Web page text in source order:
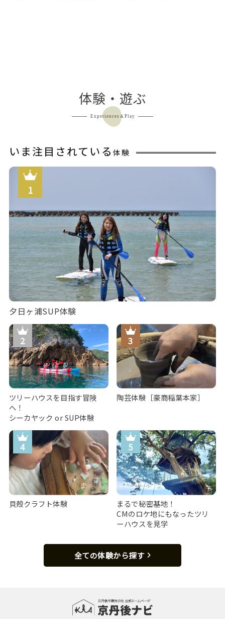
体験・遊ぶ
Experiences＆Play
いま注目されている 体験
夕日ヶ浦SUP体験
ツリーハウスを目指す冒険
へ！
シーカヤック or SUP体験
陶芸体験［豪商稲葉本家］
貝殻クラフト体験
まるで秘密基地！
CMのロケ地にもなったツリ
ーハウスを見学
全ての体験から探す